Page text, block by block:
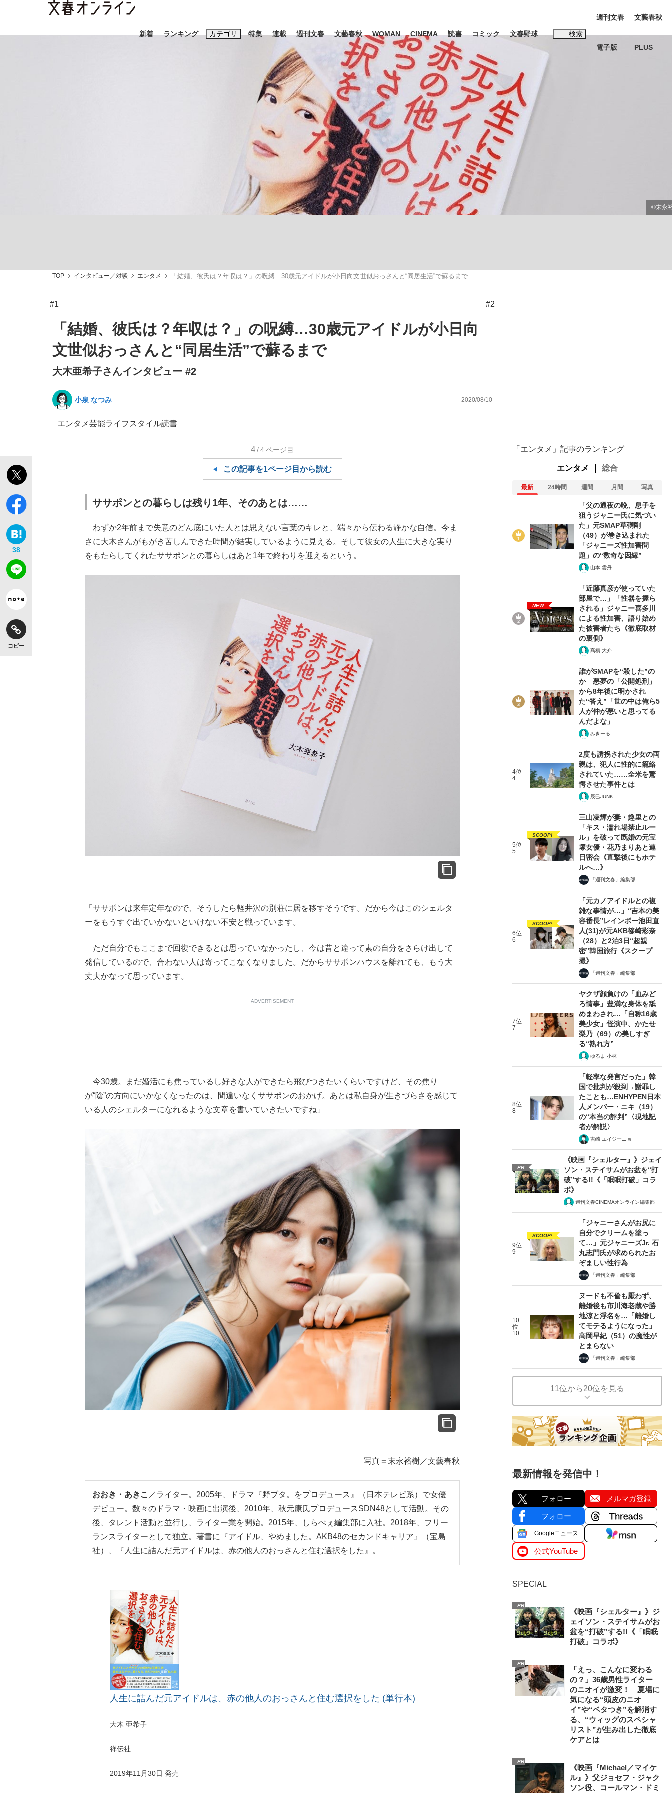
新着 ランキング カテゴリ
エンタメ ライフ ビジネス インタビュー
「90%は失敗する。でも…」本田圭佑が初めて明かした日本代表監督に... 「最悪の空気のまま解散」WBC日本代表“敗戦”の真実 選手が明かす...
「目標達成できなかったからと言って…」サッカー日本代表・森保一監督...
もっと見る
特集
観る将棋、読む将棋
連載 週刊文春 文藝春秋 WOMAN CINEMA 読書 コミック 文春野球 検索
キーワード入力
おすすめのキーワードタグ一覧
#後藤真希 #森岡毅 #城彰二 #内田有紀
#松田聖子
#亀和田武
週刊文春
電子版
文藝春秋
PLUS
TOP インタビュー／対談 エンタメ 「結婚、彼氏は？年収は？」の呪縛…30歳元アイドルが小日向文世似おっさんと“同居生活”で蘇るまで
#1 #2
「結婚、彼氏は？年収は？」の呪縛…30歳元アイドルが小日向
文世似おっさんと“同居生活”で蘇るまで
大木亜希子さんインタビュー #2
小泉 なつみ 2020/08/10
エンタメ芸能ライフスタイル読書
38
コピー
4/4ページ目
この記事を1ページ目から読む
ササポンとの暮らしは残り1年、そのあとは……
わずか2年前まで失意のどん底にいた人とは思えない言葉のキレと、端々から伝わる静かな自信。今ま
さに大木さんがもがき苦しんできた時間が結実しているように見える。そして彼女の人生に大きな実り
をもたらしてくれたササポンとの暮らしはあと1年で終わりを迎えるという。
「ササポンは来年定年なので、そうしたら軽井沢の別荘に居を移すそうです。だから今はこのシェルタ
ーをもうすぐ出ていかないといけない不安と戦っています。
ただ自分でもここまで回復できるとは思っていなかったし、今は昔と違って素の自分をさらけ出して
発信しているので、合わない人は寄ってこなくなりました。だからササポンハウスを離れても、もう大
丈夫かなって思っています。
ADVERTISEMENT
今30歳。まだ婚活にも焦っているし好きな人ができたら飛びつきたいくらいですけど、その焦り
が“陰”の方向にいかなくなったのは、間違いなくササポンのおかげ。あとは私自身が生きづらさを感じて
いる人のシェルターになれるような文章を書いていきたいですね」
写真＝末永裕樹／文藝春秋
おおき・あきこ ／ライター。2005年、ドラマ『野ブタ。をプロデュース』（日本テレビ系）で女優
デビュー。数々のドラマ・映画に出演後、2010年、秋元康氏プロデュースSDN48として活動。その
後、タレント活動と並行し、ライター業を開始。2015年、しらべぇ編集部に入社。2018年、フリー
ランスライターとして独立。著書に『アイドル、やめました。AKB48のセカンドキャリア』（宝島
社）、『人生に詰んだ元アイドルは、赤の他人のおっさんと住む選択をした』。
人生に詰んだ元アイドルは、赤の他人のおっさんと住む選択をした (単行本)
大木 亜希子
祥伝社
2019年11月30日 発売
「エンタメ」記事のランキング
エンタメ 総合
最新 24時間 週間 月間 写真
「父の通夜の晩、息子を
狙うジャニー氏に気づい
た」元SMAP草彅剛
（49）が巻き込まれた
「ジャニーズ性加害問
題」の“数奇な因縁”
山本 雲丹
NEW
「近藤真彦が使っていた
部屋で…」「性器を握ら
される」ジャニー喜多川
による性加害、語り始め
た被害者たち《徹底取材
の裏側》
髙橋 大介
誰がSMAPを“殺した”の
か 悪夢の「公開処刑」
から8年後に明かされ
た“答え”「世の中は俺ら5
人が仲が悪いと思ってる
んだよな」
みきーる
4位
4
2度も誘拐された少女の両
親は、犯人に性的に籠絡
されていた……全米を驚
愕させた事件とは
辰巳JUNK
5位
5
SCOOP!
三山凌輝が妻・趣里との
「キス・濡れ場禁止ルー
ル」を破って既婚の元宝
塚女優・花乃まりあと連
日密会《直撃後にもホテ
ルへ…》
「週刊文春」編集部
6位
6
SCOOP!
「元カノアイドルとの複
雑な事情が…」“吉本の美
容番長”レインボー池田直
人(31)が元AKB篠崎彩奈
（28）と2泊3日“超親
密”韓国旅行《スクープ
撮》
「週刊文春」編集部
7位
7
ヤクザ顔負けの「血みど
ろ情事」豊満な身体を舐
めまわされ…「自称16歳
美少女」怪演中、かたせ
梨乃（69）の美しすぎ
る“熟れ方”
ゆるま 小林
8位
8
「軽率な発言だった」韓
国で批判が殺到→謝罪し
たことも…ENHYPEN日本
人メンバー・ニキ（19）
の“本当の評判”〈現地記
者が解説〉
吉崎 エイジーニョ
PR
《映画『シェルター』》ジェイ
ソン・ステイサムがお盆を“打
破”する!!《「眠眠打破」コラ
ボ》
週刊文春CINEMAオンライン編集部
9位
9
SCOOP!
「ジャニーさんがお尻に
自分でクリームを塗っ
て…」元ジャニーズJr. 石
丸志門氏が求められたお
ぞましい性行為
「週刊文春」編集部
10
位
10
ヌードも不倫も厭わず、
離婚後も市川海老蔵や勝
地涼と浮名を…「離婚し
てモテるようになった」
高岡早紀（51）の魔性が
とまらない
「週刊文春」編集部
11位から20位を見る
最新情報を発信中！
フォロー メルマガ登録
フォロー
Googleニュース
公式YouTube
SPECIAL
PR
《映画『シェルター』》ジ
ェイソン・ステイサムがお
盆を“打破”する!!《「眠眠
打破」コラボ》
PR
「えっ、こんなに変わる
の？」36歳男性ライター
のニオイが激変！ 夏場に
気になる“頭皮のニオ
イ”や“ベタつき”を解消す
る、“ウィッグのスペシャ
リスト”が生み出した徹底
ケアとは
PR
《映画『Michael／マイケ
ル』》父ジョセフ・ジャク
ソン役、コールマン・ドミ